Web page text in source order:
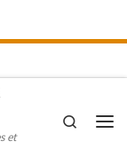
et
Search